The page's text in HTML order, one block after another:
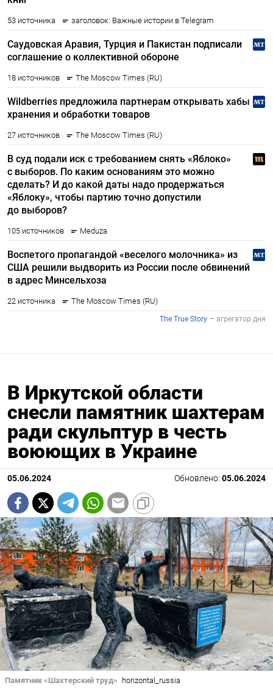
В Иркутской области
снесли памятник шахтерам
ради скульптур в честь
воюющих в Украине
05.06.2024 Обновлено: 05.06.2024
Памятник «Шахтерский труд» horizontal_russia